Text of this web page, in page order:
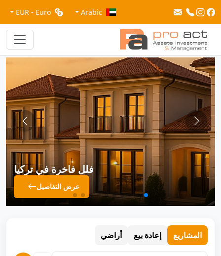
Arabic
EUR - Euro
فلل فاخرة في تركيا
عرض التفاصيل
شقق
المشاريع إعادة بيع أراضي